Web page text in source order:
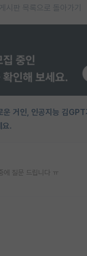
게시판 목록으로 돌아가기
운 거인, 인공지능 김GPT
요.
에 질문 드립니다 ㅠ